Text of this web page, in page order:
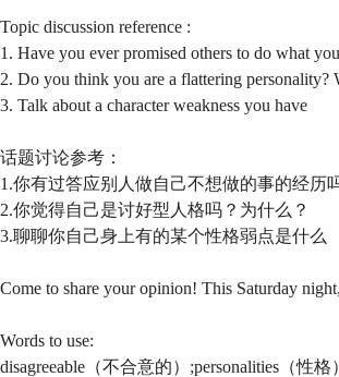
Topic discussion reference :
1. Have you ever promised others to do what
2. Do you think you are a flattering personality?
3. Talk about a character weakness you have
话题讨论参考：
1.你有过答应别人做自己不想做的事的经历
2.你觉得自己是讨好型人格吗？为什么？
3.聊聊你自己身上有的某个性格弱点是什么
Come to share your opinion! This Saturday
Words to use:
disagreeable（不合意的）;personalities（性